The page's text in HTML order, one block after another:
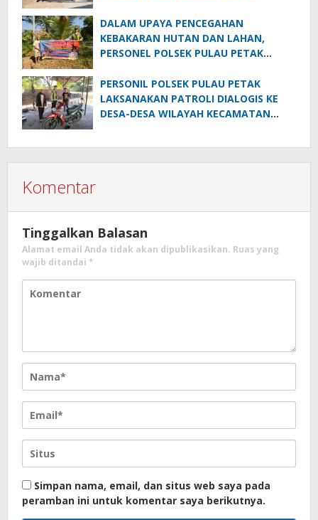
WILAYAH KECAMATAN PULAU PETAK
DALAM UPAYA PENCEGAHAN
KEBAKARAN HUTAN DAN LAHAN,
PERSONEL POLSEK PULAU PETAK
PELAKU KARHUTLA KE MASYARAKAT
KECAMATAN PULAU PETAK
PERSONIL POLSEK PULAU PETAK
LAKSANAKAN PATROLI DIALOGIS KE
DESA-DESA WILAYAH KECAMATAN
Komentar
Tinggalkan Balasan
Alamat email Anda tidak akan dipublikasikan. Ruas yang
wajib ditandai *
Simpan nama, email, dan situs web saya pada
peramban ini untuk komentar saya berikutnya.